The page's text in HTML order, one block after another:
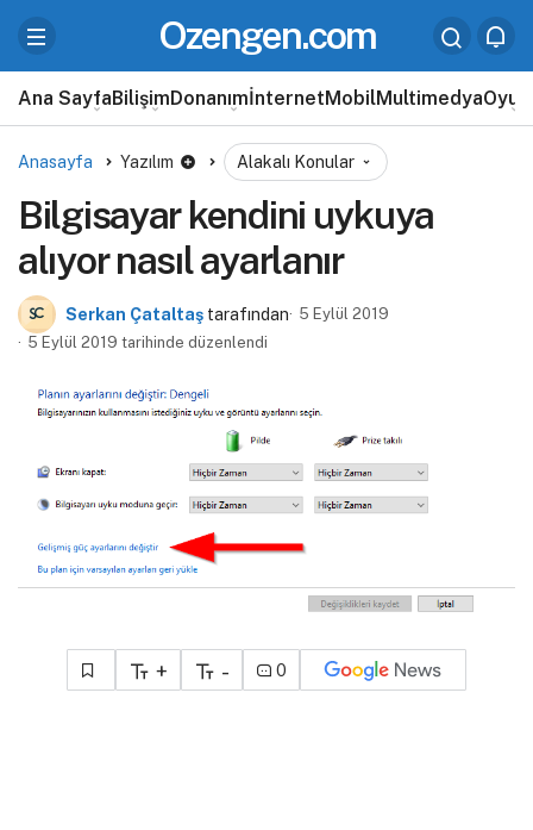
Ozengen.com
Ana SayfaBilişimDonanımİnternetMobilMultimedyaOyun
Anasayfa Yazılım Alakalı Konular
Bilgisayar kendini uykuya
alıyor nasıl ayarlanır
Serkan Çataltaş tarafından
5 Eylül 2019
5 Eylül 2019 tarihinde düzenlendi
+ - 0